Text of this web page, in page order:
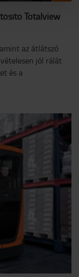
Totalview
az átlátszó
jól rálát
és a